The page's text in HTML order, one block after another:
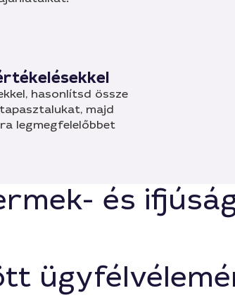
hasonlítsd össze
majd
legmegfelelőbbet
és